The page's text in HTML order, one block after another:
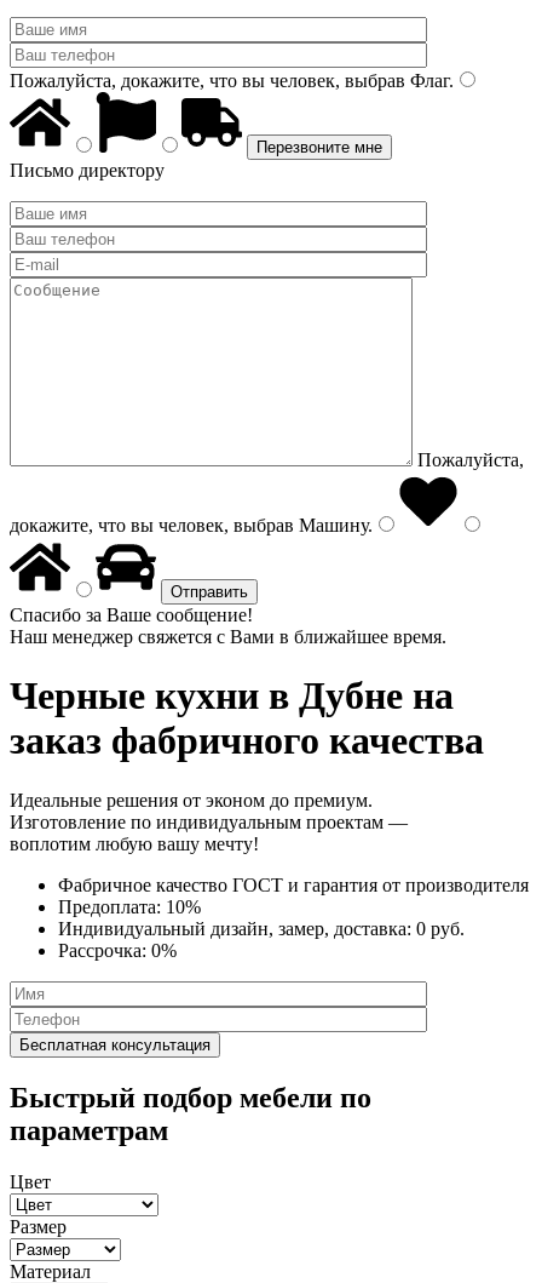
Пожалуйста, докажите, что вы человек, выбрав Флаг.
Письмо директору
Пожалуйста,
докажите, что вы человек, выбрав Машину.
Спасибо за Ваше сообщение!
Наш менеджер свяжется с Вами в ближайшее время.
Черные кухни в Дубне на
заказ фабричного качества
Идеальные решения от эконом до премиум.
Изготовление по индивидуальным проектам —
воплотим любую вашу мечту!
Фабричное качество ГОСТ и гарантия от производителя
Предоплата: 10%
Индивидуальный дизайн, замер, доставка: 0 руб.
Рассрочка: 0%
Быстрый подбор мебели по
параметрам
Цвет
Размер
Материал